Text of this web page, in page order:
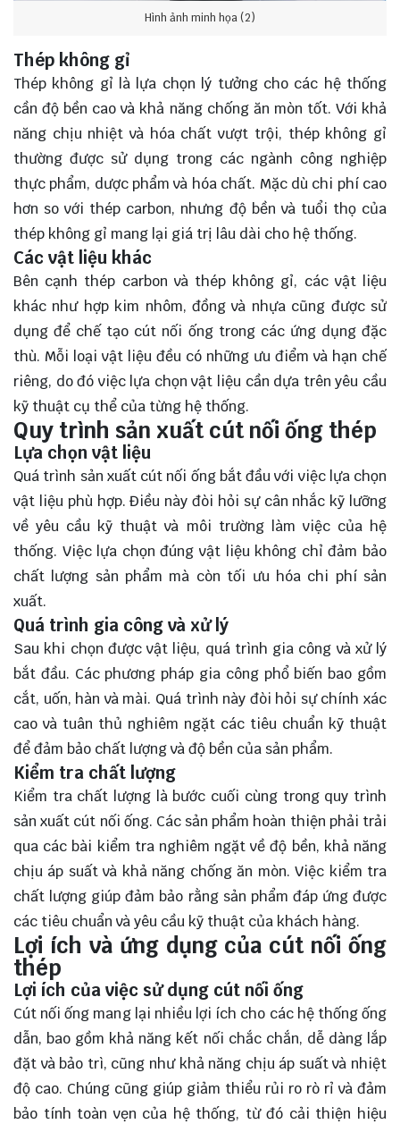
Hình ảnh minh họa (2)
Thép không gỉ
Thép không gỉ là lựa chọn lý tưởng cho các hệ thống
cần độ bền cao và khả năng chống ăn mòn tốt. Với khả
năng chịu nhiệt và hóa chất vượt trội, thép không gỉ
thường được sử dụng trong các ngành công nghiệp
thực phẩm, dược phẩm và hóa chất. Mặc dù chi phí cao
hơn so với thép carbon, nhưng độ bền và tuổi thọ của
thép không gỉ mang lại giá trị lâu dài cho hệ thống.
Các vật liệu khác
Bên cạnh thép carbon và thép không gỉ, các vật liệu
khác như hợp kim nhôm, đồng và nhựa cũng được sử
dụng để chế tạo cút nối ống trong các ứng dụng đặc
thù. Mỗi loại vật liệu đều có những ưu điểm và hạn chế
riêng, do đó việc lựa chọn vật liệu cần dựa trên yêu cầu
kỹ thuật cụ thể của từng hệ thống.
Quy trình sản xuất cút nối ống thép
Lựa chọn vật liệu
Quá trình sản xuất cút nối ống bắt đầu với việc lựa chọn
vật liệu phù hợp. Điều này đòi hỏi sự cân nhắc kỹ lưỡng
về yêu cầu kỹ thuật và môi trường làm việc của hệ
thống. Việc lựa chọn đúng vật liệu không chỉ đảm bảo
chất lượng sản phẩm mà còn tối ưu hóa chi phí sản
xuất.
Quá trình gia công và xử lý
Sau khi chọn được vật liệu, quá trình gia công và xử lý
bắt đầu. Các phương pháp gia công phổ biến bao gồm
cắt, uốn, hàn và mài. Quá trình này đòi hỏi sự chính xác
cao và tuân thủ nghiêm ngặt các tiêu chuẩn kỹ thuật
để đảm bảo chất lượng và độ bền của sản phẩm.
Kiểm tra chất lượng
Kiểm tra chất lượng là bước cuối cùng trong quy trình
sản xuất cút nối ống. Các sản phẩm hoàn thiện phải trải
qua các bài kiểm tra nghiêm ngặt về độ bền, khả năng
chịu áp suất và khả năng chống ăn mòn. Việc kiểm tra
chất lượng giúp đảm bảo rằng sản phẩm đáp ứng được
các tiêu chuẩn và yêu cầu kỹ thuật của khách hàng.
Lợi ích và ứng dụng của cút nối ống
thép
Lợi ích của việc sử dụng cút nối ống
Cút nối ống mang lại nhiều lợi ích cho các hệ thống ống
dẫn, bao gồm khả năng kết nối chắc chắn, dễ dàng lắp
đặt và bảo trì, cũng như khả năng chịu áp suất và nhiệt
độ cao. Chúng cũng giúp giảm thiểu rủi ro rò rỉ và đảm
bảo tính toàn vẹn của hệ thống, từ đó cải thiện hiệu